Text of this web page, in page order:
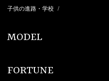
子供の進路・学校 /
MODEL
FORTUNE